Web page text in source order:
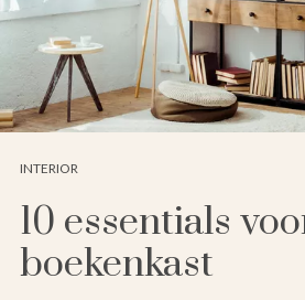
INTERIOR
10 essentials
boekenkast